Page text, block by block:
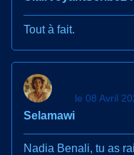
Tout à fait.
Selamawi
le 08 Avril
Nadia Benali, tu as